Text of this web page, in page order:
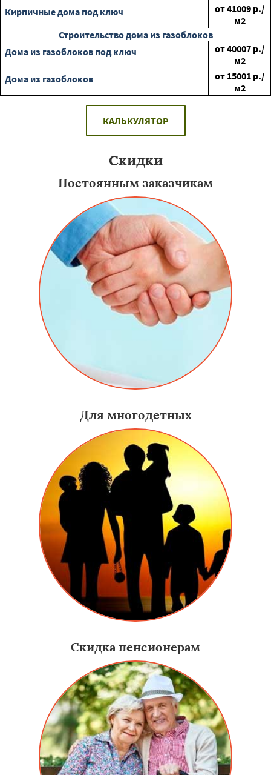
Кирпичные дома под ключ
от41009 р./
м2
Строительство дома из газоблоков
Дома из газоблоков под ключ
от40007 р./
м2
Дома из газоблоков
от 15001 р./
м2
КАЛЬКУЛЯТОР
Скидки
Постоянным заказчикам
Для многодетных
Скидка пенсионерам